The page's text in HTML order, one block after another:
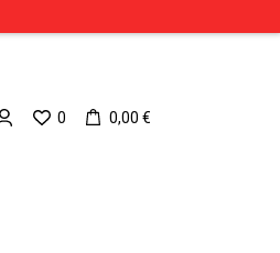
0 0,00 €